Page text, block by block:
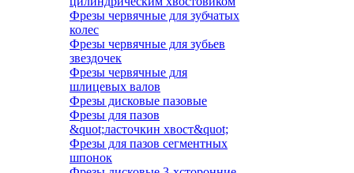
Фрезы червячные для зубчатых
колес
Фрезы червячные для зубьев
звездочек
Фрезы червячные для
шлицевых валов
Фрезы дисковые пазовые
Фрезы для пазов
&quot;ласточкин хвост&quot;
Фрезы для пазов сегментных
шпонок